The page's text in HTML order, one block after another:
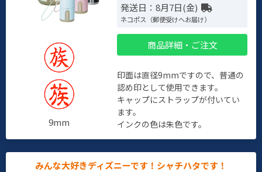
9mm
発送日：8月7日(金)
ネコポス（郵便受けへお届け）
商品詳細・ご注文
印面は直径9mmですので、普通の
認め印として使用できます。
キャップにストラップが付いてい
ます。
インクの色は朱色です。
みんな大好きディズニーです！シャチハタです！